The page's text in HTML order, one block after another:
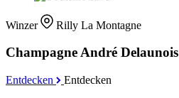
Winzer Rilly La Montagne
Champagne André Delaunois
Entdecken Entdecken